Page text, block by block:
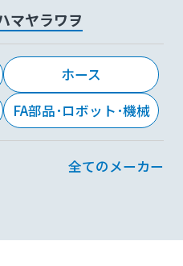
マヤラワヲ
ホース
FA部品･ロボット･機械
全てのメーカー